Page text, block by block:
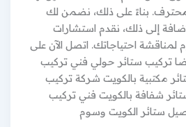
بناءً على ذلك، نضمن لك
إلى ذلك، نقدم استشارات
لمناقشة احتياجاتك. اتصل الآن على
ايضا تركيب ستائر حولي فني تركيب
مكتبية بالكويت شركة تركيب
شفافة بالكويت فني تركيب
ستائر الكويت وسوم